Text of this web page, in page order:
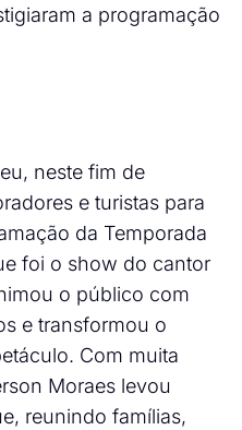
a programação
neste fim de
e turistas para
da Temporada
foi o show do cantor
o público com
e transformou o
Com muita
Moraes levou
reunindo famílias,